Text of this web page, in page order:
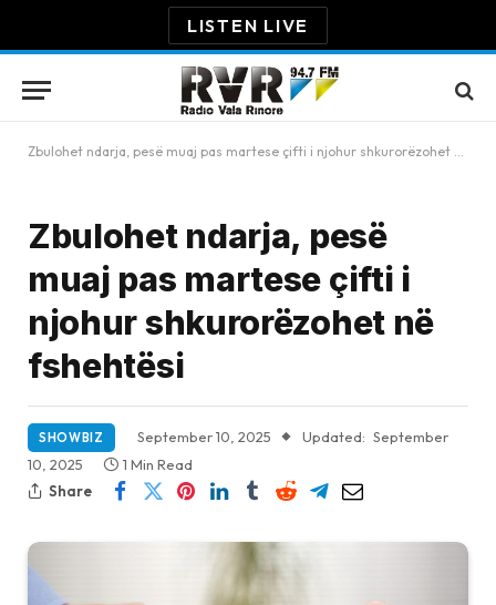
LISTEN LIVE
Zbulohet ndarja, pesë muaj pas martese çifti i njohur shkurorëzohet në fshehtësi
Zbulohet ndarja, pesë
muaj pas martese çifti i
njohur shkurorëzohet në
fshehtësi
SHOWBIZ September 10, 2025 Updated: September
10, 2025
1 Min Read
Share